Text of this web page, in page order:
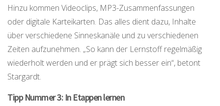
Hinzu kommen Videoclips, MP3-Zusammenfassungen
oder digitale Karteikarten. Das alles dient dazu, Inhalte
über verschiedene Sinneskanäle und zu verschiedenen
Zeiten aufzunehmen. „So kann der Lernstoff regelmäßig
wiederholt werden und er prägt sich besser ein“, betont
Stargardt.
Tipp Nummer 3: In Etappen lernen